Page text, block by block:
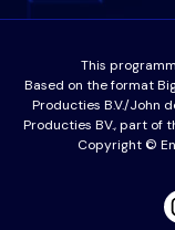
This
Based on the format
Producties B.V./John
Producties BV., part of
Copyright ©